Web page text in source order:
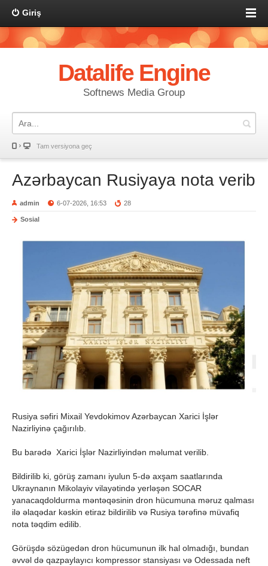
Giriş
Datalife Engine
Softnews Media Group
Tam versiyona geç
Azərbaycan Rusiyaya nota verib
admin 6-07-2026, 16:53 28
Sosial
Rusiya səfiri Mixail Yevdokimov Azərbaycan Xarici İşlər
Nazirliyinə çağırılıb.
Bu barədə Xarici İşlər Nazirliyindən məlumat verilib.
Bildirilib ki, görüş zamanı iyulun 5-də axşam saatlarında
Ukraynanın Mikolayiv vilayətində yerləşən SOCAR
yanacaqdoldurma məntəqəsinin dron hücumuna məruz qalması
ilə əlaqədar kəskin etiraz bildirilib və Rusiya tərəfinə müvafiq
nota təqdim edilib.
Görüşdə sözügedən dron hücumunun ilk hal olmadığı, bundan
əvvəl də qazpaylayıcı kompressor stansiyası və Odessada neft